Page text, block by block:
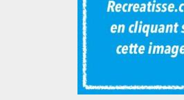
L'actualité ReCreatisse
Laisser votre e-mail ci-